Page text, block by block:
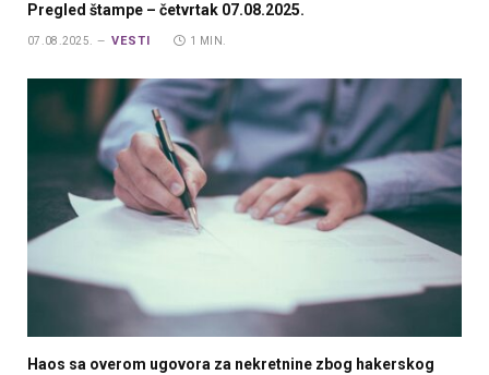
Pregled štampe – četvrtak 07.08.2025.
07.08.2025. VESTI 1 MIN.
Haos sa overom ugovora za nekretnine zbog hakerskog